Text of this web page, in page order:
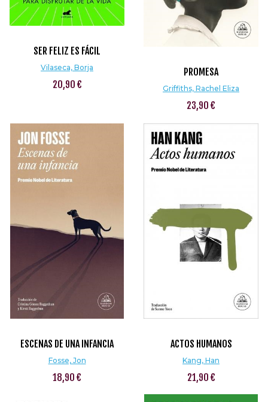
SER FELIZ ES FÁCIL
Vilaseca, Borja
20,90 €
PROMESA
Griffiths, Rachel Eliza
23,90 €
ESCENAS DE UNA INFANCIA
Fosse, Jon
18,90 €
ACTOS HUMANOS
Kang, Han
21,90 €